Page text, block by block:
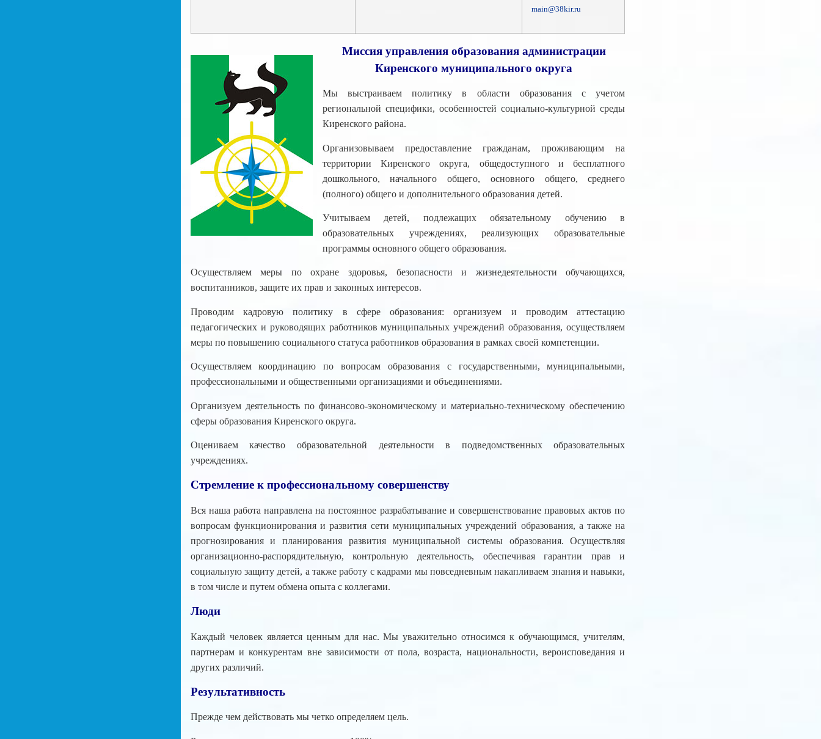
main@38kir.ru
Миссия управления образования администрации
Киренского муниципального округа
Мы выстраиваем политику в области образования с учетом
региональной специфики, особенностей социально-культурной среды
Киренского района.
Организовываем предоставление гражданам, проживающим на
территории Киренского округа, общедоступного и бесплатного
дошкольного, начального общего, основного общего, среднего
(полного) общего и дополнительного образования детей.
Учитываем детей, подлежащих обязательному обучению в
образовательных учреждениях, реализующих образовательные
программы основного общего образования.
Осуществляем меры по охране здоровья, безопасности и жизнедеятельности обучающихся,
воспитанников, защите их прав и законных интересов.
Проводим кадровую политику в сфере образования: организуем и проводим аттестацию
педагогических и руководящих работников муниципальных учреждений образования, осуществляем
меры по повышению социального статуса работников образования в рамках своей компетенции.
Осуществляем координацию по вопросам образования с государственными, муниципальными,
профессиональными и общественными организациями и объединениями.
Организуем деятельность по финансово-экономическому и материально-техническому обеспечению
сферы образования Киренского округа.
Оцениваем качество образовательной деятельности в подведомственных образовательных
учреждениях.
Стремление к профессиональному совершенству
Вся наша работа направлена на постоянное разрабатывание и совершенствование правовых актов по
вопросам функционирования и развития сети муниципальных учреждений образования, а также на
прогнозирования и планирования развития муниципальной системы образования. Осуществляя
организационно-распорядительную, контрольную деятельность, обеспечивая гарантии прав и
социальную защиту детей, а также работу с кадрами мы повседневным накапливаем знания и навыки,
в том числе и путем обмена опыта с коллегами.
Люди
Каждый человек является ценным для нас. Мы уважительно относимся к обучающимся, учителям,
партнерам и конкурентам вне зависимости от пола, возраста, национальности, вероисповедания и
других различий.
Результативность
Прежде чем действовать мы четко определяем цель.